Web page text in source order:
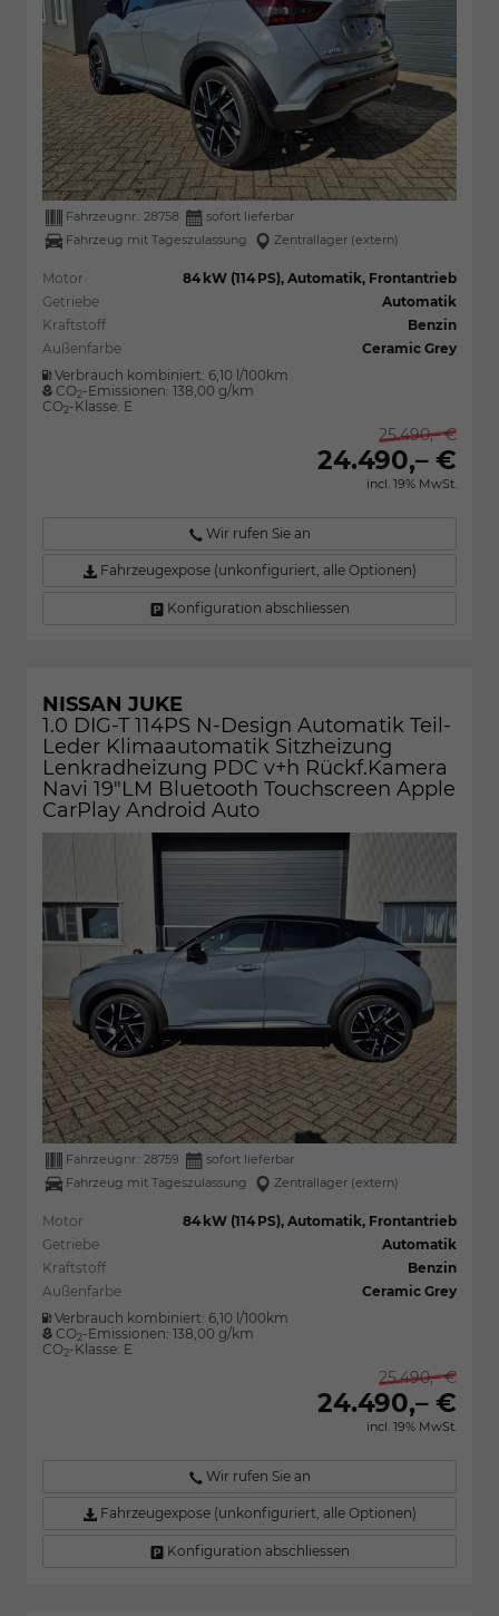
Fahrzeugnr.: 28758
sofort lieferbar
Fahrzeug mit Tageszulassung
Zentrallager (extern)
Motor
84 kW (114 PS), Automatik, Frontantrieb
Getriebe
Automatik
Kraftstoff
Benzin
Außenfarbe
Ceramic Grey
Verbrauch kombiniert: 6,10 l/100km
CO2-Emissionen: 138,00 g/km
CO2-Klasse: E
25.490,– €
24.490,– €
incl. 19% MwSt.
Wir rufen Sie an
Fahrzeugexpose (unkonfiguriert, alle Optionen)
Konfiguration abschliessen
NISSAN JUKE
1.0 DIG-T 114PS N-Design Automatik Teil-
Leder Klimaautomatik Sitzheizung
Lenkradheizung PDC v+h Rückf.Kamera
Navi 19"LM Bluetooth Touchscreen Apple
CarPlay Android Auto
Fahrzeugnr.: 28759
sofort lieferbar
Fahrzeug mit Tageszulassung
Zentrallager (extern)
Motor
84 kW (114 PS), Automatik, Frontantrieb
Getriebe
Automatik
Kraftstoff
Benzin
Außenfarbe
Ceramic Grey
Verbrauch kombiniert: 6,10 l/100km
CO2-Emissionen: 138,00 g/km
CO2-Klasse: E
25.490,– €
24.490,– €
incl. 19% MwSt.
Wir rufen Sie an
Fahrzeugexpose (unkonfiguriert, alle Optionen)
Konfiguration abschliessen